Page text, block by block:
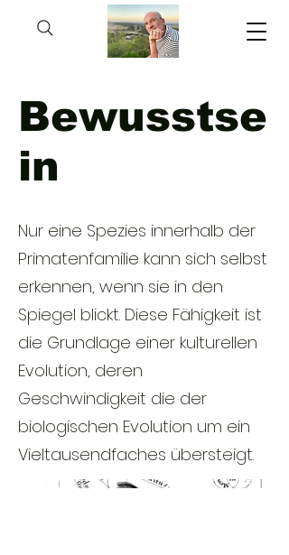
Bewusstse
in
Nur eine Spezies innerhalb der
Primatenfamilie kann sich selbst
erkennen, wenn sie in den
Spiegel blickt. Diese Fähigkeit ist
die Grundlage einer kulturellen
Evolution, deren
Geschwindigkeit die der
biologischen Evolution um ein
Vieltausendfaches übersteigt.